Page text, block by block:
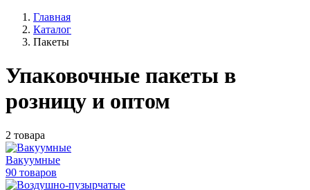
Главная
Каталог
Пакеты
Упаковочные пакеты в
розницу и оптом
2 товара
Вакуумные
90 товаров